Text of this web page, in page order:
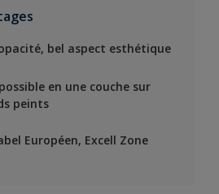
bel aspect esthétique
en une couche sur
peints
Européen, Excell Zone